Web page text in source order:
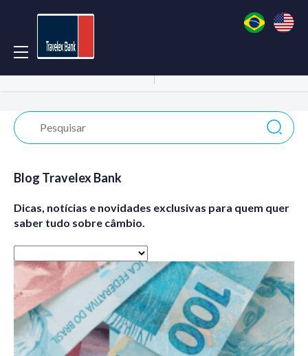
Blog Travelex Bank
Dicas, notícias e novidades exclusivas para quem quer
saber tudo sobre câmbio.